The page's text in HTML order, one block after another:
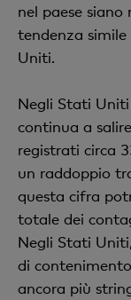
nel paese
tendenza simile
Uniti.
Negli Stati
continua a
registrati circa
un raddoppio
questa cifra
totale dei
Negli Stati
di
ancora più